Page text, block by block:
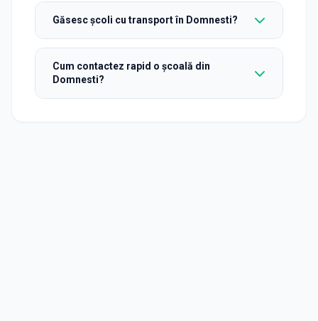
Găsesc școli cu transport în Domnesti?
Cum contactez rapid o școală din
Domnesti?